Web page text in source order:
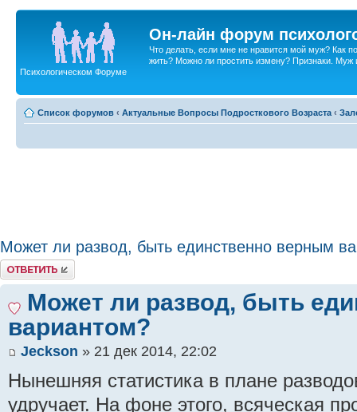
Он-лайн форум
Что делать, если мне не нравится мой муж? Как
жить? Можно ли простить измену? Признаки. Муж
Психологическом Форуме
Список форумов ‹ Актуальные Вопросы Подросткового Возраста ‹
Может ли развод, быть единственно верным
Ответить
Может ли развод, быть
вариантом?
Jeckson » 21 дек 2014, 22:02
Нынешняя статистика в плане
удручает. На фоне этого, всяческая